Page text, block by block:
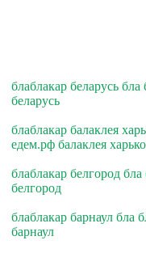
блаблакар беларусь
беларусь
блаблакар балаклея
едем.рф балаклея
блаблакар белгород
белгород
блаблакар барнаул бла
барнаул